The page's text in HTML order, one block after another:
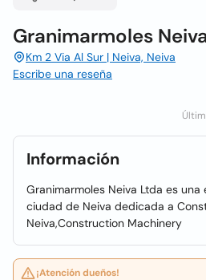
Granimarmoles
Km 2 Via Al Sur | Neiva, Neiva
Escribe una reseña
Información
Granimarmoles Neiva Ltda es
ciudad de Neiva dedicada a
Neiva,Construction Machinery
¡Atención dueños!